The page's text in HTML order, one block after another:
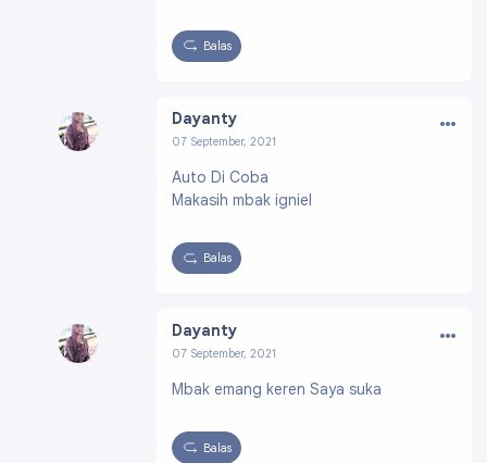
Balas
Dayanty
07 September, 2021
4556911010580531
…
Auto Di Coba
Makasih mbak igniel
Balas
Dayanty
07 September, 2021
4556911010580531
…
Mbak emang keren Saya suka
Balas